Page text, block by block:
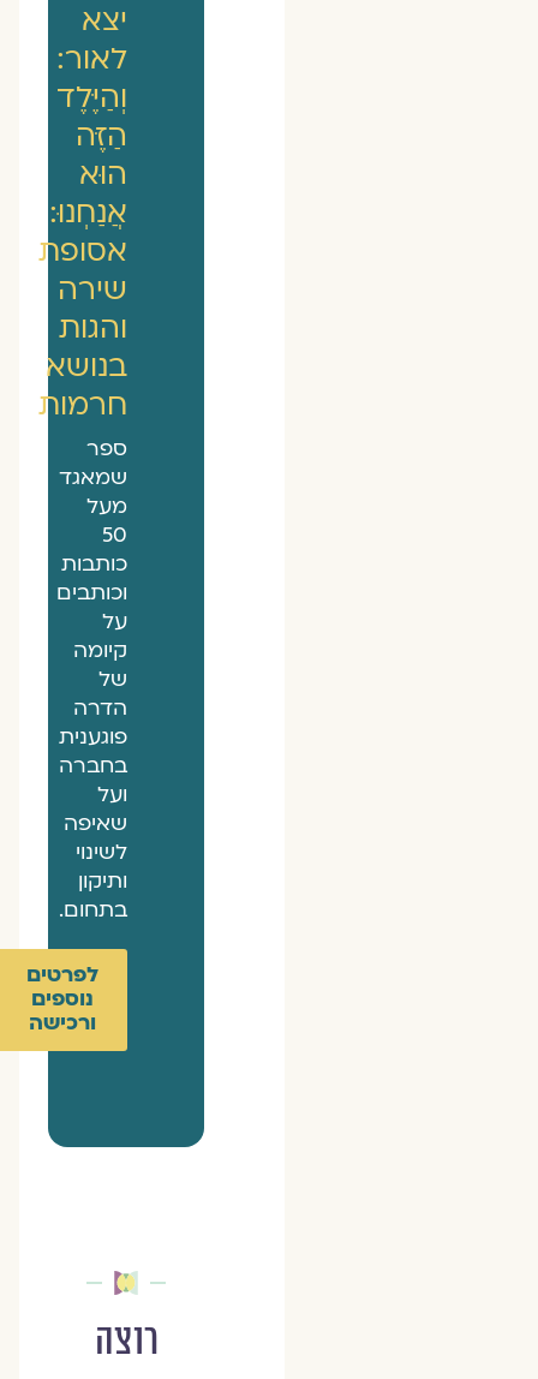
יצא
לאור:
וְהַיֶּלֶד
הַזֶּה
הוּא
אֲנַחְנוּ:
אסופת
שירה
והגות
בנושא
חרמות
ספר
שמאגד
מעל
50
כותבות
וכותבים
על
קיומה
של
הדרה
פוגענית
בחברה
ועל
שאיפה
לשינוי
ותיקון
בתחום.
לפרטים
נוספים
ורכישה
רוצה